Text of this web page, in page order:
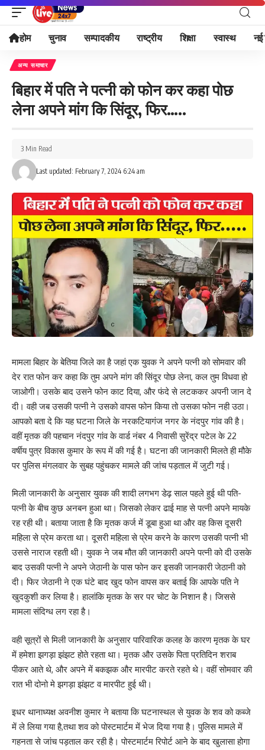
होम चुनाव सम्पादकीय राष्ट्रीय शिक्षा स्वास्थ नई
अन्य समाचार
बिहार में पति ने पत्नी को फोन कर कहा पोछ
लेना अपने मांग कि सिंदूर, फिर…..
Last updated: February 7, 2024 6:24 am
3 Min Read
मामला बिहार के बेतिया जिले का है जहां एक युवक ने अपने पत्नी को सोमवार की
देर रात फोन कर कहा कि तुम अपने मांग की सिंदूर पोछ लेना, कल तुम विधवा हो
जाओगी। उसके बाद उसने फोन काट दिया, और फंदे से लटककर अपनी जान दे
दी। वही जब उसकी पत्नी ने उसको वापस फोन किया तो उसका फोन नही उठा।
आपको बता दे कि यह घटना जिले के नरकटियागंज नगर के नंदपुर गांव की है।
वहीं मृतक की पहचान नंदपुर गांव के वार्ड नंबर 4 निवासी सुरेंद्र पटेल के 22
वर्षीय पुत्र विकास कुमार के रूप में की गई है। घटना की जानकारी मिलते ही मौके
पर पुलिस मंगलवार के सुबह पहुंचकर मामले की जांच पड़ताल में जुटी गई।
मिली जानकारी के अनुसार युवक की शादी लगभग डेढ़ साल पहले हुई थी पति-
पत्नी के बीच कुछ अनबन हुआ था। जिसको लेकर ढाई माह से पत्नी अपने मायके
रह रही थी। बताया जाता है कि मृतक कर्ज में डूबा हुआ था और वह किस दूसरी
महिला से प्रेम करता था। दूसरी महिला से प्रेम करने के कारण उसकी पत्नी भी
उससे नाराज रहती थी। युवक ने जब मौत की जानकारी अपने पत्नी को दी उसके
बाद उसकी पत्नी ने अपने जेठानी के पास फोन कर इसकी जानकारी जेठानी को
दी। फिर जेठानी ने एक घंटे बाद खुद फोन वापस कर बताई कि आपके पति ने
खुदकुशी कर लिया है। हालांकि मृतक के सर पर चोट के निशान है। जिससे
मामला संदिग्ध लग रहा है।
वही सूत्रों से मिली जानकारी के अनुसार पारिवारिक कलह के कारण मृतक के घर
में हमेशा झगड़ा झंझट होते रहता था। मृतक और उसके पिता प्रतिदिन शराब
पीकर आते थे, और अपने में बकझक और मारपीट करते रहते थे। वहीं सोमवार की
रात भी दोनो मे झगड़ा झंझट व मारपीट हुई थी।
इधर थानाध्यक्ष अवनीश कुमार ने बताया कि घटनास्थल से युवक के शव को कब्जे
में ले लिया गया है,तथा शव को पोस्टमार्टम में भेज दिया गया है। पुलिस मामले में
गहनता से जांच पड़ताल कर रही है। पोस्टमार्टम रिपोर्ट आने के बाद खुलासा होगा